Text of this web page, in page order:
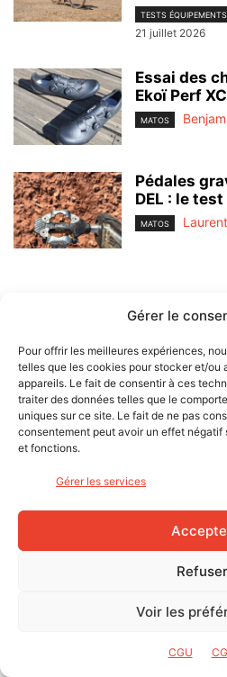
Gérer le
Pour offrir les meilleures expériences,
telles que les cookies pour stocker et/ou
appareils. Le fait de consentir à ces
traiter des données telles que le
uniques sur ce site. Le fait de ne pas
consentement peut avoir un effet
et fonctions.
Gérer les services
Refuser
Voir les
CGU
TESTS ÉQUIPEMENTS
21 juillet 2026
Essai des
Ekoï Perf
MATOS
Pédales
DEL : le test
MATOS
Bonjour Dan et Bike Café
Merci pour l article qui s
peu traité qui est l assise
entre le pilote, la selle et
assez conséquent
suite à cette article avec
produit en test et
marques qui se
Un petit plus sur la
presse ou médias. Mais